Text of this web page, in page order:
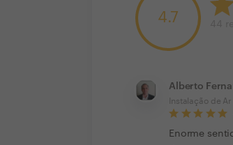
4.7
Alberto
Instalação de
Enorme